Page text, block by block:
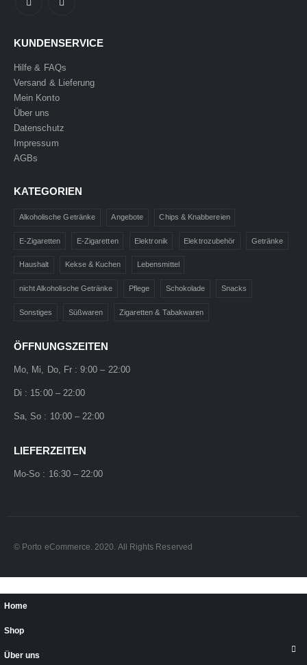
KUNDENSERVICE
Hilfe & FAQs
Versand & Lieferung
Mein Konto
Über uns
Datenschutz
Impressum
AGBs
KATEGORIEN
Alkoholische Getränke Angebote Chips & Knabbereien
E-Zigaretten E-Zigaretten Elektronik Elektrozubehör Getränke
Haushalt Kekse & Kuchen Lebensmittel
nicht Alkoholische Getränke Pflege Schokolade Snacks
Sonstiges Süßwaren Zigaretten & Tabakwaren
ÖFFNUNGSZEITEN
Mo, Mi, Do, Fr : 9:00 – 22:00
Di : 15:00 – 22:00
Sa, So : 10:00 – 22:00
LIEFERZEITEN
Mo-So : 16:30 – 22:00
© Porto eCommerce. 2020. All Rights Reserved
Home
Shop
Über uns